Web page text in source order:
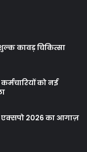
कावड़ चिकित्सा
को नई
एक्सपो 2026 का आगाज़